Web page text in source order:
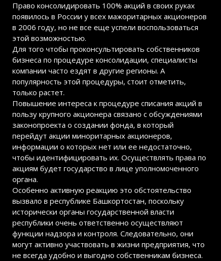
Право консолидировать 100% акций в своих руках
появилось в России у всех мажоритарных акционеров
в 2006 году, но не все еще успели воспользоваться
этой возможностью.
Для того чтобы проконсультировать собственников
бизнеса по процедуре консолидации, специалисты
компании часто ездят в другие регионы. А
популярность этой процедуры, стоит отметить,
только растет.
Повышение интереса к процедуре списания акций в
пользу крупного акционера связано с обсуждениями
законопроекта о создании фонда, в который
перейдут акции миноритарных акционеров,
информации о которых нет или ее недостаточно,
чтобы идентифицировать их. Осуществлять права по
акциям будет государство в лице уполномоченного
органа.
Особенно активную реакцию это обстоятельство
вызвало в республике Башкортостан, поскольку
исторически органы государственной власти
республики очень ответственно осуществляют
функции надзора и контроля. Следовательно, они
могут активно участвовать в жизни предприятия, что
не всегда удобно и выгодно собственникам бизнеса.